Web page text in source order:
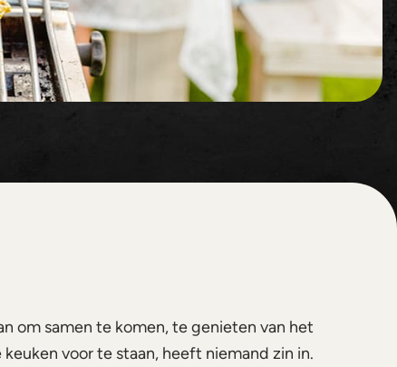
om samen te komen, te genieten van het
voor te staan, heeft niemand zin in.